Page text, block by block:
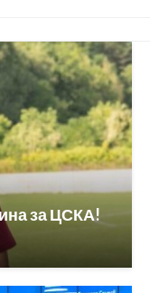
за ЦСКА!